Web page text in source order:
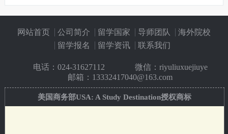
网站首页 公司简介 留学国家 导师团队
海外院校
留学报名
留学资讯 联系我们
电话： 024-31627112
微信：riyuliuxuejiuye
邮箱：13332417040@163.com
美国商务部USA: A Study Destination授权商标